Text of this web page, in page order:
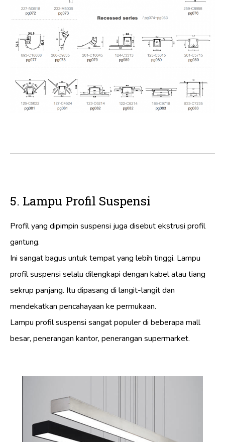
5. Lampu Profil Suspensi
Profil yang dipimpin suspensi juga disebut ekstrusi profil
gantung.
Ini sangat bagus untuk tempat yang lebih tinggi. Lampu
profil suspensi selalu dilengkapi dengan kabel atau tiang
sekrup panjang. Itu dipasang di langit-langit dan
mendekatkan pencahayaan ke permukaan.
Lampu profil suspensi sangat populer di beberapa mall
besar, penerangan kantor, penerangan supermarket.